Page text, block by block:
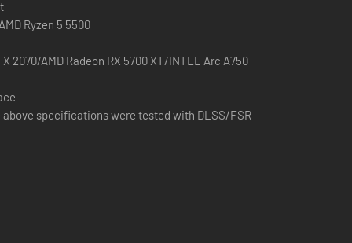
Ryzen 5 5500
2070/AMD Radeon RX 5700 XT/INTEL Arc A750
above specifications were tested with DLSS/FSR